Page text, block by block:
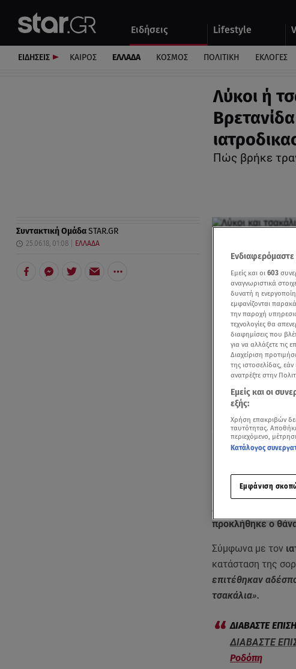
Ειδήσεις Lifestyle
Αυτοκίνητο
ΕΙΔΗΣΕΙΣ ΚΑΙΡΟΣ ΕΛΛΑΔΑ ΚΟΣΜΟΣ ΠΟΛΙΤΙΚΗ ΕΚΛΟΓΕΣ
Λύκοι ή
Πώς βρήκε
Συντακτική ΟμάδαSTAR.GR
25.06.18, 01:08 ΕΛΛΑΔΑ
Από άγρια ζώα και
προκλήθηκε ο
Σύμφωνα με τον
κατάσταση της
επιτέθηκαν
τσακάλια».
ΔΙΑΒΑΣΤΕ
Ροδόπη
Εμείς και οι 603
αναγνωριστικά
δυνατή η
εμφανίζονται
την παροχή
τεχνολογίες θα
διαφημίσεις που
για να αλλάξετε τις
Διαχείριση
της ιστοσελίδας,
ανατρέξτε στην
Εμείς και οι
εξής:
Χρήση επακριβών
ταυτότητας.
περιεχόμενο,
Κατάλογος
Εμφάνιση